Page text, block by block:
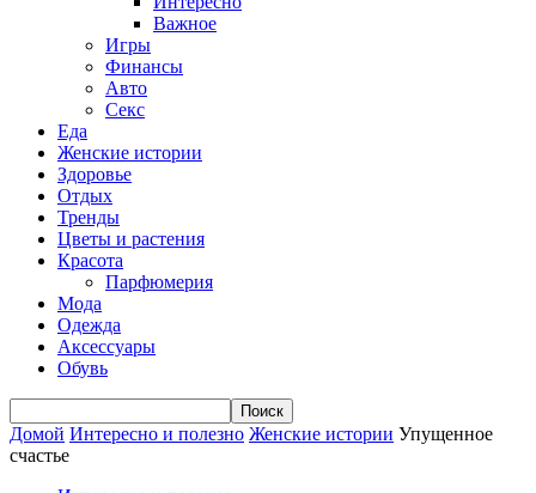
Важное
Игры
Финансы
Авто
Секс
Еда
Женские истории
Здоровье
Отдых
Тренды
Цветы и растения
Красота
Парфюмерия
Мода
Одежда
Аксессуары
Обувь
Домой Интересно и полезно Женские истории Упущенное
счастье